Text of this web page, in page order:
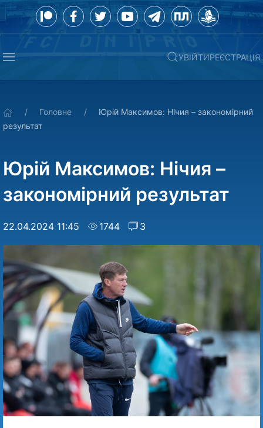
УВІЙТИРЕЄСТРАЦІЯ
Головне
Юрій Максимов: Нічия – закономірний
результат
Юрій Максимов: Нічия –
закономірний результат
22.04.2024 11:45 1744 3